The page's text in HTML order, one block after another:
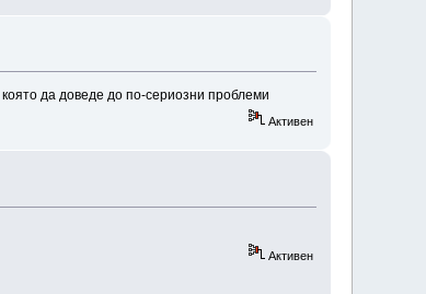
да доведе до по-сериозни проблеми
Активен
Активен